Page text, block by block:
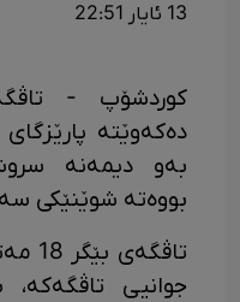
13 ئایار 22:51
کوردشۆپ -
دەکەوێتە
بەو دیمەنە
بووەتە شوێنێکی
جوانیی